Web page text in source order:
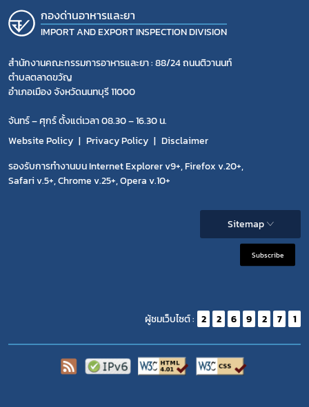
กองด่านอาหารและยา
IMPORT AND EXPORT INSPECTION DIVISION
สำนักงานคณะกรรมการอาหารและยา : 88/24 ถนนติวานนท์
ตำบลตลาดขวัญ
อำเภอเมือง จังหวัดนนทบุรี 11000
จันทร์ – ศุกร์ ตั้งแต่เวลา 08.30 – 16.30 น.
Website Policy
Privacy Policy
Disclaimer
รองรับการทำงานบน Internet Explorer v9+, Firefox v.20+,
Safari v.5+, Chrome v.25+, Opera v.10+
Sitemap
Subscribe
ผู้ชมเว็บไซต์ : 2 2 6 9 2 7 1